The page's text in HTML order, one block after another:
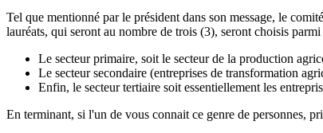
Tel que mentionné par le président dans son message, le
lauréats, qui seront au nombre de trois (3), seront choisis
Le secteur primaire, soit le secteur de la production
Le secteur secondaire (entreprises de transformation
Enfin, le secteur tertiaire soit essentiellement les
En terminant, si l'un de vous connait ce genre de personnes,